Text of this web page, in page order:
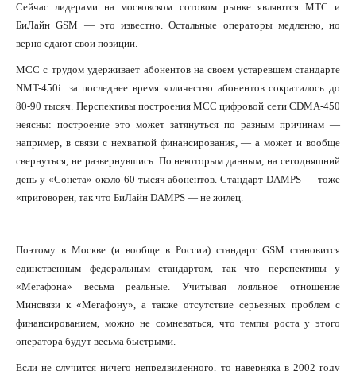
Сейчас лидерами на московском сотовом рынке являются МТС и
БиЛайн GSM — это известно. Остальные операторы медленно, но
верно сдают свои позиции.
МСС с трудом удерживает абонентов на своем устаревшем стандарте
NMT-450i: за последнее время количество абонентов сократилось до
80-90 тысяч. Перспективы построения МСС цифровой сети CDMA-450
неясны: построение это может затянуться по разным причинам —
например, в связи с нехваткой финансирования, — а может и вообще
свернуться, не развернувшись. По некоторым данным, на сегодняшний
день у «Сонета» около 60 тысяч абонентов. Стандарт DAMPS — тоже
«приговорен, так что БиЛайн DAMPS — не жилец.
Поэтому в Москве (и вообще в России) стандарт GSM становится
единственным федеральным стандартом, так что перспективы у
«Мегафона» весьма реальные. Учитывая лояльное отношение
Минсвязи к «Мегафону», а также отсутствие серьезных проблем с
финансированием, можно не сомневаться, что темпы роста у этого
оператора будут весьма быстрыми.
Если не случится ничего непредвиденного, то наверняка в 2002 году